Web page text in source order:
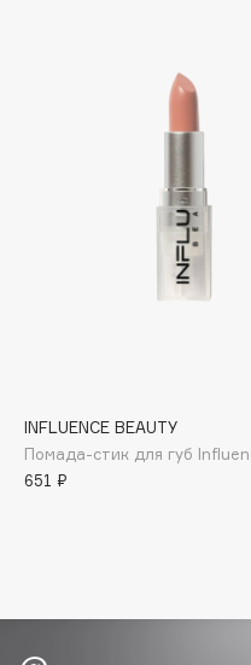
Boadicea The Victorious
Brunello Cucinelli
Bvlgari
INFLUENCE BEAUTY
Помада-стик для губ
651 ₽